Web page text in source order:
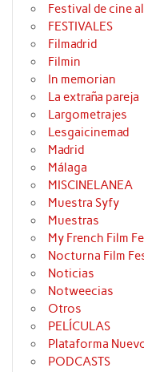
Festival de cine
FESTIVALES
Filmadrid
Filmin
In memorian
La extraña pareja
Largometrajes
Lesgaicinemad
Madrid
Málaga
MISCINELANEA
Muestra Syfy
Muestras
My French Film
Nocturna Film
Noticias
Notweecias
Otros
PELÍCULAS
Plataforma
PODCASTS